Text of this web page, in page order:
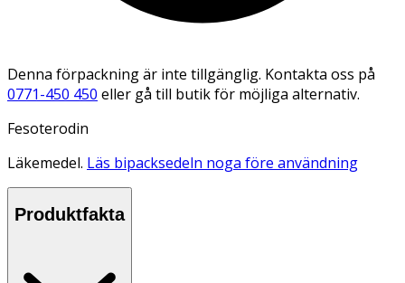
Denna förpackning är inte tillgänglig. Kontakta oss på
0771-450 450 eller gå till butik för möjliga alternativ.
Fesoterodin
Läkemedel. Läs bipacksedeln noga före användning
Produktfakta